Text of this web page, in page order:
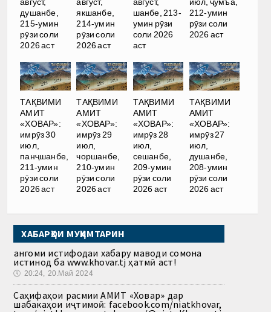
август,
душанбе,
215-умин
рӯзи соли
2026 аст
август,
якшанбе,
214-умин
рӯзи соли
2026 аст
август,
шанбе, 213-
умин рӯзи
соли 2026
аст
июл, ҷумъа,
212-умин
рӯзи соли
2026 аст
ТАҚВИМИ
АМИТ
«ХОВАР»:
имрӯз 30
июл,
панҷшанбе,
211-умин
рӯзи соли
2026 аст
ТАҚВИМИ
АМИТ
«ХОВАР»:
имрӯз 29
июл,
чоршанбе,
210-умин
рӯзи соли
2026 аст
ТАҚВИМИ
АМИТ
«ХОВАР»:
имрӯз 28
июл,
сешанбе,
209-умин
рӯзи соли
2026 аст
ТАҚВИМИ
АМИТ
«ХОВАР»:
имрӯз 27
июл,
душанбе,
208-умин
рӯзи соли
2026 аст
ХАБАРҲОИ МУҲИМТАРИН
Ҳангоми истифодаи хабару маводи сомона
истинод ба www.khovar.tj ҳатмӣ аст!
🕔 20:24, 20.Май 2024
Саҳифаҳои расмии АМИТ «Ховар» дар
шабакаҳои иҷтимоӣ: facebook.com/niatkhovar,